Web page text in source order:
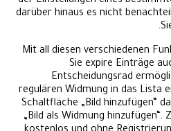
darüber hinaus es nicht
Mit all diesen verschiedenen
Sie expire Einträge
Entscheidungsrad
regulären Widmung in das Lista
Schaltfläche „Bild hinzufügen“
„Bild als Widmung